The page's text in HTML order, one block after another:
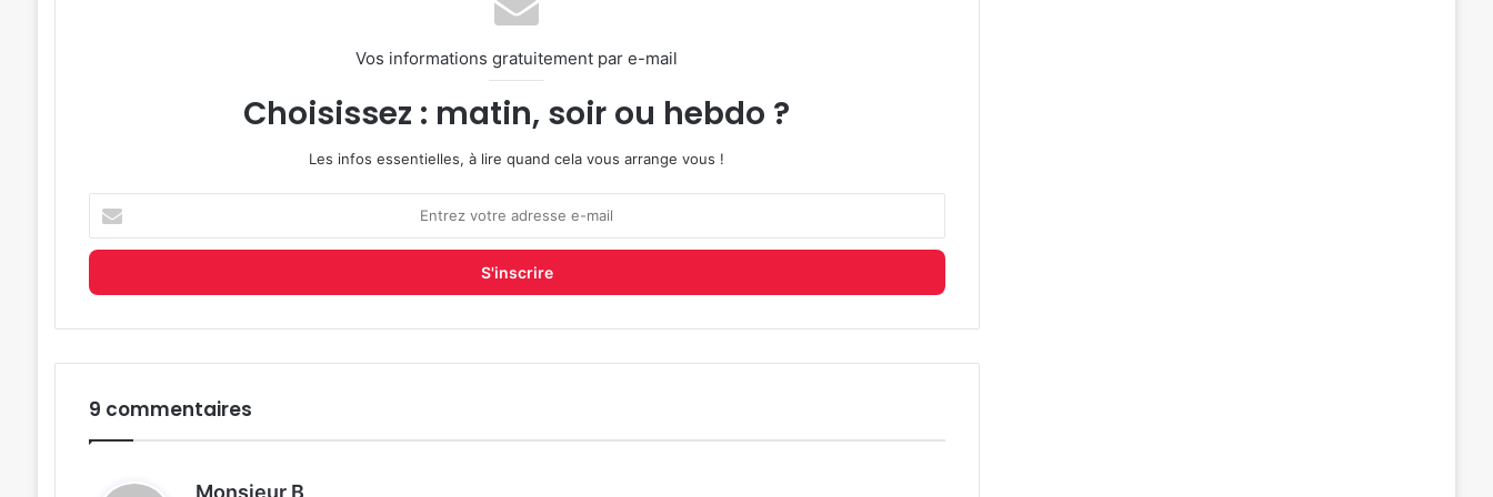
Vos informations gratuitement par e-mail
Choisissez : matin, soir ou hebdo ?
Les infos essentielles, à lire quand cela vous arrange vous !
votre
adresse
mail
9 commentaires
Monsieur B